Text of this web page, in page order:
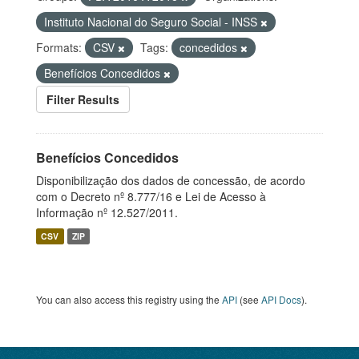
Instituto Nacional do Seguro Social - INSS
Formats:
CSV Tags:
concedidos
Benefícios Concedidos
Filter Results
Benefícios Concedidos
Disponibilização dos dados de concessão, de acordo
com o Decreto nº 8.777/16 e Lei de Acesso à
Informação nº 12.527/2011.
CSV ZIP
You can also access this registry using the API (see API Docs).